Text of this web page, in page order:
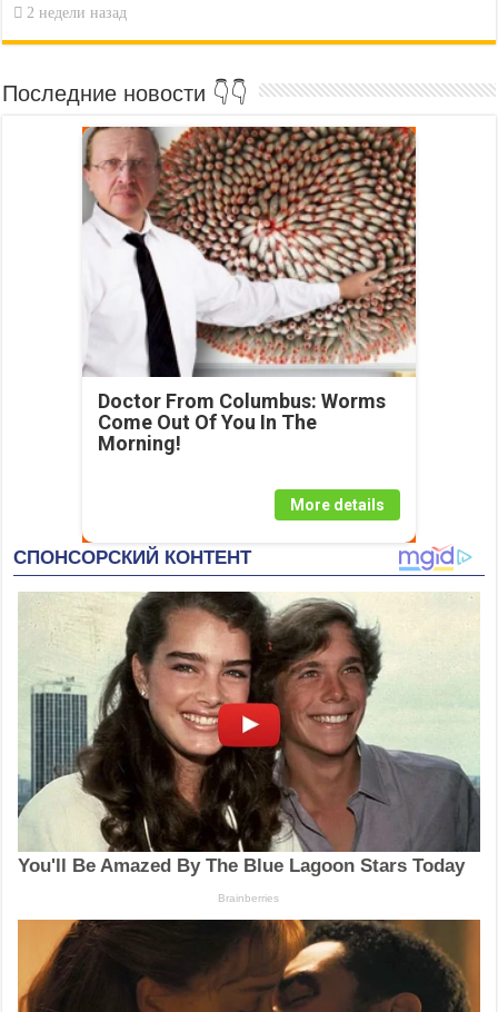
2 недели назад
Последние новости 👇👇
Doctor From Columbus: Worms
Come Out Of You In The
Morning!
More details